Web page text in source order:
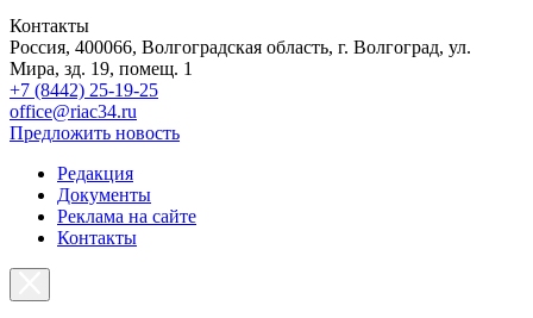
Контакты
Россия, 400066, Волгоградская область, г. Волгоград, ул.
Мира, зд. 19, помещ. 1
+7 (8442) 25-19-25
office@riac34.ru
Предложить новость
Редакция
Документы
Реклама на сайте
Контакты